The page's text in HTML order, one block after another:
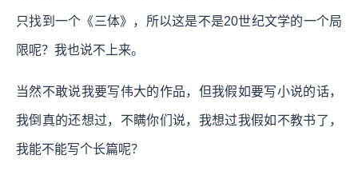
只找到一个《三体》，所以这是不是20世纪文学的一个局
限呢？我也说不上来。
当然不敢说我要写伟大的作品，但我假如要写小说的话，
我倒真的还想过，不瞒你们说，我想过我假如不教书了，
我能不能写个长篇呢？